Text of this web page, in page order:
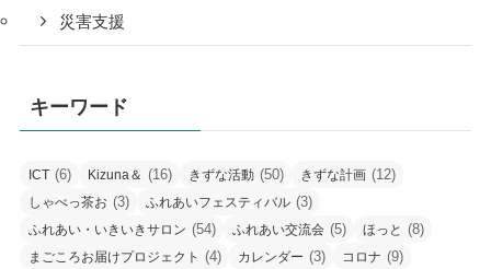
災害支援
キーワード
ICT (6) Kizuna＆ (16) きずな活動 (50) きずな計画 (12)
しゃべっ茶お (3) ふれあいフェスティバル (3)
ふれあい・いきいきサロン (54) ふれあい交流会 (5) ほっと (8)
まごころお届けプロジェクト (4) カレンダー (3) コロナ (9)